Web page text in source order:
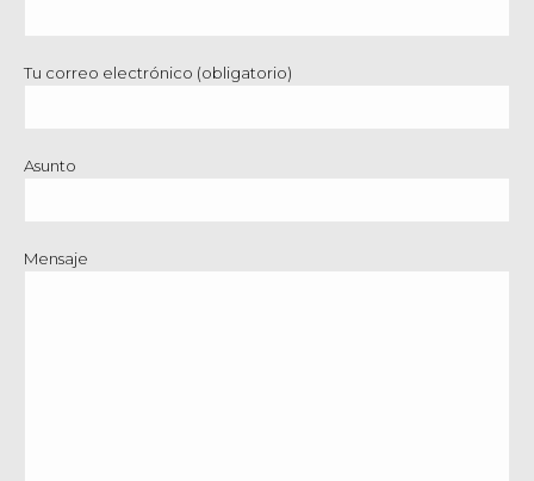
Tu correo electrónico (obligatorio)
Asunto
Mensaje